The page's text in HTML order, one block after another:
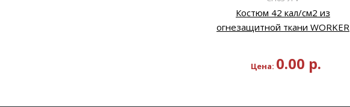
Костюм 42 кал/см2 из
огнезащитной ткани WORKER
Цена: 0.00 р.